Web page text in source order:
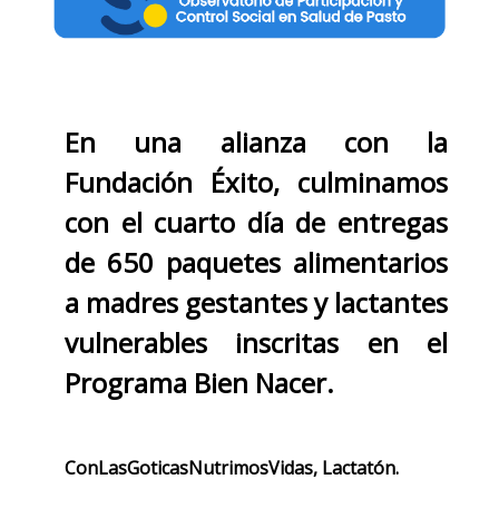
En una alianza con la
Fundación Éxito, culminamos
con el cuarto día de entregas
de 650 paquetes alimentarios
a madres gestantes y lactantes
vulnerables inscritas en el
Programa Bien Nacer.
ConLasGoticasNutrimosVidas, Lactatón.